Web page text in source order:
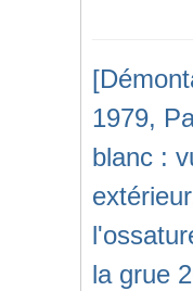
1979,
blanc :
la grue